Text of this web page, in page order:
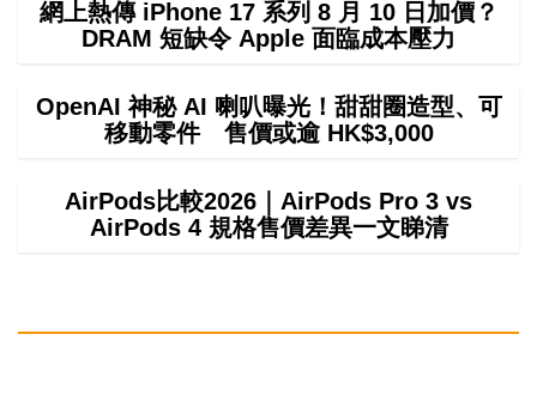
網上熱傳 iPhone 17 系列 8 月 10 日加價？
DRAM 短缺令 Apple 面臨成本壓力
OpenAI 神秘 AI 喇叭曝光！甜甜圈造型、可
移動零件 售價或逾 HK$3,000
AirPods比較2026｜AirPods Pro 3 vs
AirPods 4 規格售價差異一文睇清